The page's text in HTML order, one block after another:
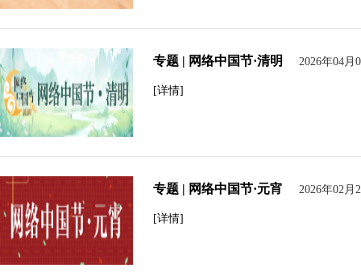
专题 | 网络中国节·清明 2026年04月
[详情]
专题 | 网络中国节·元宵 2026年02月
[详情]